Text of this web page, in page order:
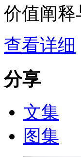
价值阐释
查看详细
分享
文集
图集